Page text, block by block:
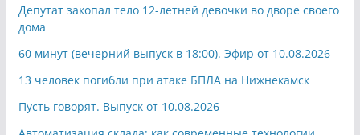
Депутат закопал тело 12-летней девочки во дворе своего
дома
60 минут (вечерний выпуск в 18:00). Эфир от 10.08.2026
13 человек погибли при атаке БПЛА на Нижнекамск
Пусть говорят. Выпуск от 10.08.2026